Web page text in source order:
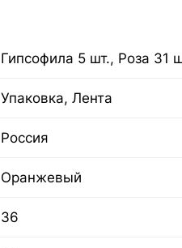
Гипсофила 5 шт., Роза 31
Упаковка, Лента
Россия
Оранжевый
36